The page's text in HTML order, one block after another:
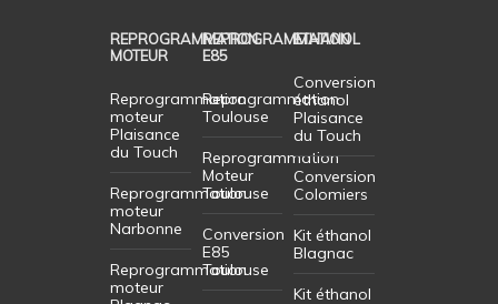
REPROGRAMMATION
MOTEUR
Reprogrammation
moteur
Plaisance
du Touch
Reprogrammation
moteur
Narbonne
Reprogrammation
moteur
REPROGRAMMATION
E85
Reprogrammation
Toulouse
Reprogrammation
Moteur
Toulouse
Conversion
E85
Toulouse
ETHANOL
Conversion
éthanol
Plaisance
du Touch
Conversion
Colomiers
Kit éthanol
Blagnac
Kit éthanol